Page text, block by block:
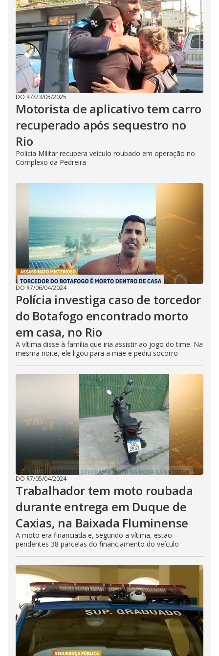
DO R7/23/05/2025
Motorista de aplicativo tem carro
recuperado após sequestro no
Rio
Polícia Militar recupera veículo roubado em operação no
Complexo da Pedreira
DO R7/06/04/2024
Polícia investiga caso de torcedor
do Botafogo encontrado morto
em casa, no Rio
A vítima disse à família que iria assistir ao jogo do time. Na
mesma noite, ele ligou para a mãe e pediu socorro
DO R7/05/04/2024
Trabalhador tem moto roubada
durante entrega em Duque de
Caxias, na Baixada Fluminense
A moto era financiada e, segundo a vítima, estão
pendentes 38 parcelas do financiamento do veículo